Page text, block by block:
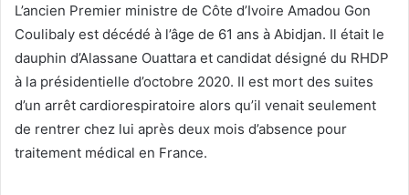
L’ancien Premier ministre de Côte d’Ivoire Amadou Gon
Coulibaly est décédé à l’âge de 61 ans à Abidjan. Il était le
dauphin d’Alassane Ouattara et candidat désigné du RHDP
à la présidentielle d’octobre 2020. Il est mort des suites
d’un arrêt cardiorespiratoire alors qu’il venait seulement
de rentrer chez lui après deux mois d’absence pour
traitement médical en France.